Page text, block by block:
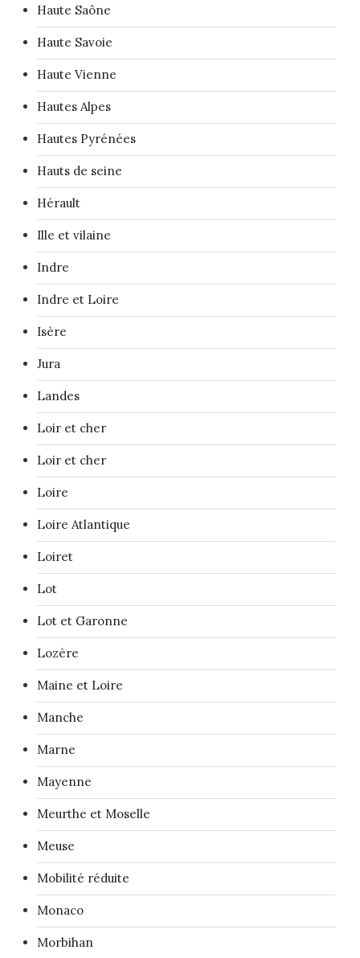
Haute Saône
Haute Savoie
Haute Vienne
Hautes Alpes
Hautes Pyrénées
Hauts de seine
Hérault
Ille et vilaine
Indre
Indre et Loire
Isère
Jura
Landes
Loir et cher
Loir et cher
Loire
Loire Atlantique
Loiret
Lot
Lot et Garonne
Lozère
Maine et Loire
Manche
Marne
Mayenne
Meurthe et Moselle
Meuse
Mobilité réduite
Monaco
Morbihan